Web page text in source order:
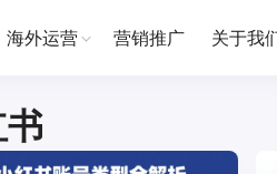
海外运营 营销推广 关于我